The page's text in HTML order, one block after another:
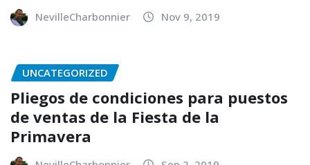
NevilleCharbonnier Nov 9, 2019
UNCATEGORIZED
Pliegos de condiciones para puestos
de ventas de la Fiesta de la
Primavera